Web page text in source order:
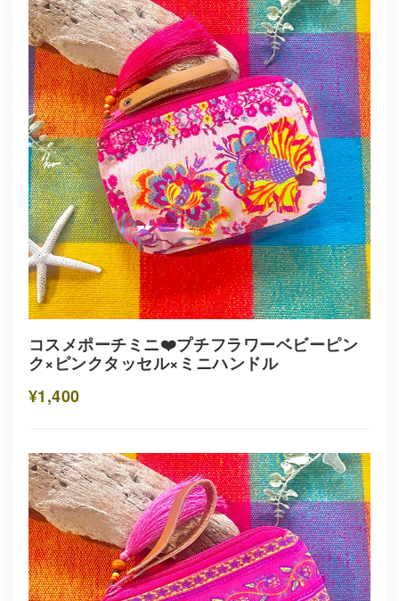
コスメポーチミニ❤️プチフラワーベビーピン
ク×ピンクタッセル×ミニハンドル
¥1,400